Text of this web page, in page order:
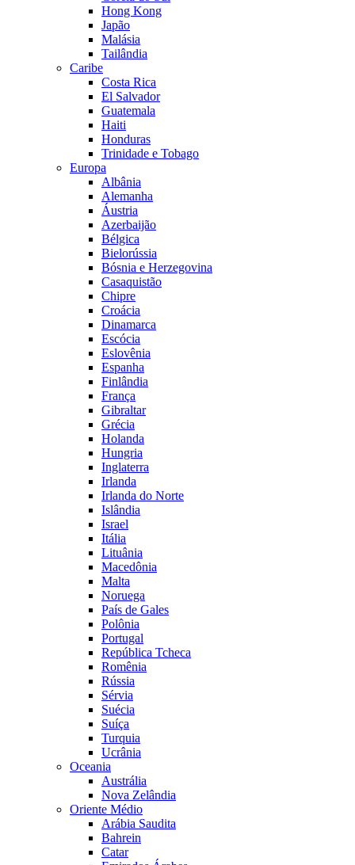
Hong Kong
Japão
Malásia
Tailândia
Caribe
Costa Rica
El Salvador
Guatemala
Haiti
Honduras
Trinidade e Tobago
Europa
Albânia
Alemanha
Áustria
Azerbaijão
Bélgica
Bielorússia
Bósnia e Herzegovina
Casaquistão
Chipre
Croácia
Dinamarca
Escócia
Eslovênia
Espanha
Finlândia
França
Gibraltar
Grécia
Holanda
Hungria
Inglaterra
Irlanda
Irlanda do Norte
Islândia
Israel
Itália
Lituânia
Macedônia
Malta
Noruega
País de Gales
Polônia
Portugal
República Tcheca
Romênia
Rússia
Sérvia
Suécia
Suíça
Turquia
Ucrânia
Oceania
Austrália
Nova Zelândia
Oriente Médio
Arábia Saudita
Bahrein
Catar